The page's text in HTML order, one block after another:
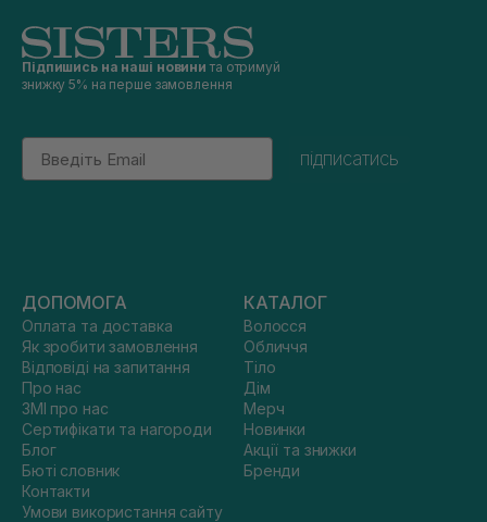
Підпишись на наші новини та отримуй
знижку 5% на перше замовлення
Email
підписатись
ДОПОМОГА
Оплата та доставка
Як зробити замовлення
Відповіді на запитання
Про нас
ЗМІ про нас
Сертифікати та нагороди
Блог
Бюті словник
Контакти
Умови використання сайту
КАТАЛОГ
Волосся
Обличчя
Тіло
Дім
Мерч
Новинки
Акції та знижки
Бренди